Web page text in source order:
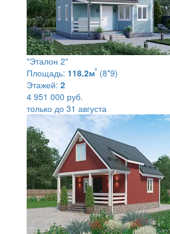
"Эталон 2"
Площадь: 118.2м² (8*9)
Этажей: 2
4 951 000 руб.
только до 31 августа